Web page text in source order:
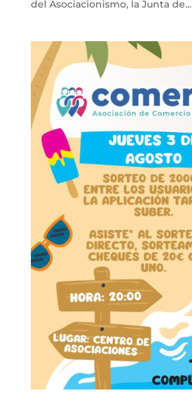
del Asociacionismo, la Junta de...